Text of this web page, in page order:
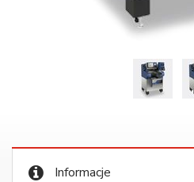
Informacje